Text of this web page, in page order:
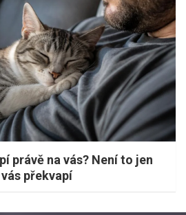
právě na vás? Není to jen
překvapí